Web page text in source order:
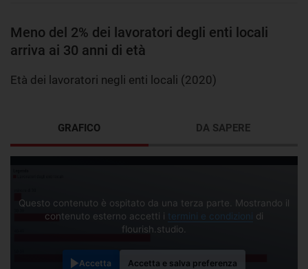
Meno del 2% dei lavoratori degli enti locali
arriva ai 30 anni di età
Età dei lavoratori negli enti locali (2020)
GRAFICO
Questo contenuto è ospitato da una terza parte. Mostrando il
contenuto esterno accetti i termini e condizioni di
flourish.studio.
Accetta Accetta e salva preferenza
DA SAPERE